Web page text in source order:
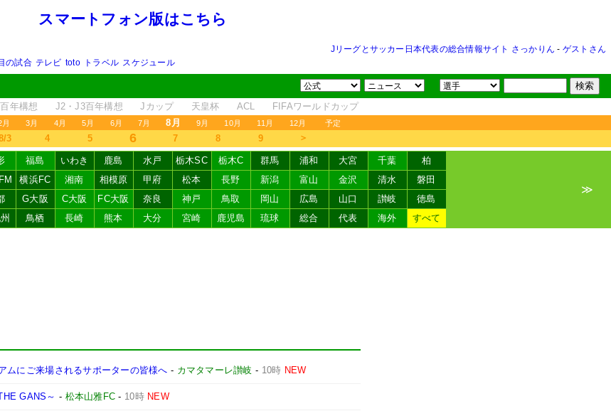
スマートフォン版はこちら
Jリーグとサッカー日本代表の総合情報サイト さっかりん - ゲストさん
の試合 テレビ toto トラベル スケジュール
年構想 J2・J3百年構想 Jカップ 天皇杯 ACL FIFAワールドカップ
月 3月 4月 5月 6月 7月 8月 9月 10月 11月 12月 予定
3 4 5 6 7 8 9 ＞
福島 いわき 鹿島 水戸 栃木SC 栃木C 群馬 浦和 大宮 千葉
柏
横浜FC 湘南 相模原 甲府 松本 長野 新潟 富山 金沢 清水
磐田
G大阪 C大阪 FC大阪 奈良 神戸 鳥取 岡山 広島 山口 讃岐
徳島
鳥栖 長崎 熊本 大分 宮崎 鹿児島 琉球 総合 代表 海外 すべて
≫
ムにご来場されるサポーターの皆様へ - カマタマーレ讃岐 - 10時 NEW
GANS～ - 松本山雅FC - 10時 NEW